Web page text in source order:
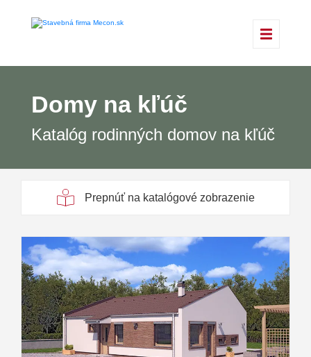
Domy na kľúč
Katalóg rodinných domov na kľúč
Prepnúť na katalógové zobrazenie